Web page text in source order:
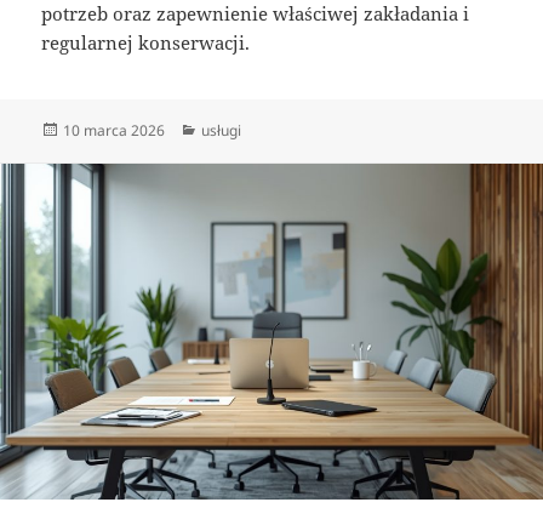
potrzeb oraz zapewnienie właściwej zakładania i
regularnej konserwacji.
Data
10 marca 2026 Kategorie
usługi